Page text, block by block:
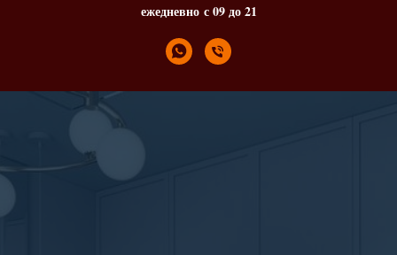
ежедневно с 09 до 21